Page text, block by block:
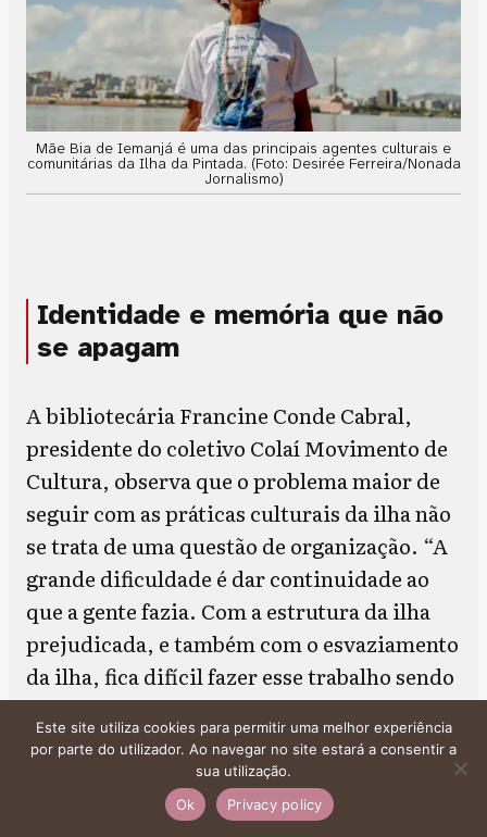
Mãe Bia de Iemanjá é uma das principais agentes culturais e
comunitárias da Ilha da Pintada. (Foto: Desirée Ferreira/Nonada
Jornalismo)
Identidade e memória que não
se apagam
A bibliotecária Francine Conde Cabral,
presidente do coletivo Colaí Movimento de
Cultura, observa que o problema maior de
seguir com as práticas culturais da ilha não
se trata de uma questão de organização. “A
grande dificuldade é dar continuidade ao
que a gente fazia. Com a estrutura da ilha
prejudicada, e também com o esvaziamento
da ilha, fica difícil fazer esse trabalho sendo
que as pessoas sequer estão conseguindo
ficar no seu território.” Francine ressalta
que ninguém sai da ilha porque quer, “é
mais pela necessidade mesmo, porque
Este site utiliza cookies para permitir uma melhor experiência
por parte do utilizador. Ao navegar no site estará a consentir a
sua utilização.
Ok
Privacy policy